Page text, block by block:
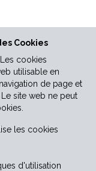
Cookies
cookies
utilisable en
de page et
site web ne peut
les cookies
d'utilisation